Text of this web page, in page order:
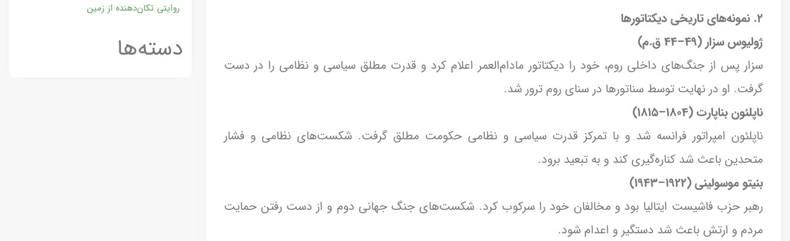
۲. نمونه‌های تاریخی دیکتاتورها
ژولیوس سزار (۴۹–۴۴ ق.م)
سزار پس از جنگ‌های داخلی روم، خود را دیکتاتور مادام‌العمر اعلام کرد و قدرت مطلق سیاسی و نظامی را در دست
گرفت. او در نهایت توسط سناتورها در سنای روم ترور شد.
ناپلئون بناپارت (۱۸۰۴–۱۸۱۵)
ناپلئون امپراتور فرانسه شد و با تمرکز قدرت سیاسی و نظامی حکومت مطلق گرفت. شکست‌های نظامی و فشار
متحدین باعث شد کناره‌گیری کند و به تبعید برود.
بنیتو موسولینی (۱۹۲۲–۱۹۴۳)
رهبر حزب فاشیست ایتالیا بود و مخالفان خود را سرکوب کرد. شکست‌های جنگ جهانی دوم و از دست رفتن حمایت
مردم و ارتش باعث شد دستگیر و اعدام شود.
روایتی تکان‌دهنده از زمین
دسته‌ها